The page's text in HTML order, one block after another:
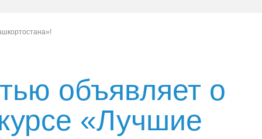
объявляет о
«Лучшие